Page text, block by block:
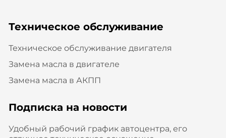
Техническое обслуживание
Техническое обслуживание двигателя
Замена масла в двигателе
Замена масла в АКПП
Подписка на новости
Удобный рабочий график автоцентра, его